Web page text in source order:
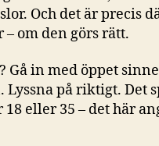
Och det är precis
om den görs rätt.
Gå in med öppet
Lyssna på riktigt. Det
18 eller 35 – det här